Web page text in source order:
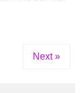
Next »